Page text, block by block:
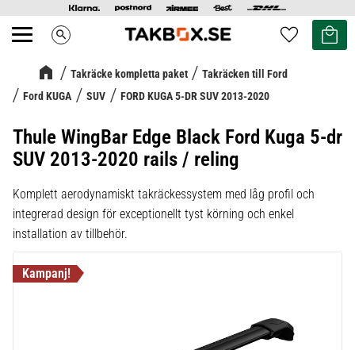
Meny search Favoriter
Kundvagn
Takräcke kompletta paket
Takräcken till Ford
Ford KUGA
SUV FORD KUGA 5-DR SUV 2013-2020
Thule WingBar Edge Black Ford Kuga 5-dr
SUV 2013-2020 rails / reling
Komplett aerodynamiskt takräckessystem med låg profil och
integrerad design för exceptionellt tyst körning och enkel
installation av tillbehör.